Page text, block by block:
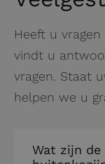
Heeft u
vindt u
vragen. Staat
helpen we u
Wat zijn de